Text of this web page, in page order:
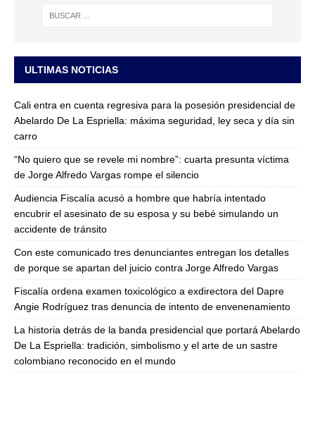
ULTIMAS NOTICIAS
Cali entra en cuenta regresiva para la posesión presidencial de
Abelardo De La Espriella: máxima seguridad, ley seca y día sin
carro
“No quiero que se revele mi nombre”: cuarta presunta víctima
de Jorge Alfredo Vargas rompe el silencio
Audiencia Fiscalía acusó a hombre que habría intentado
encubrir el asesinato de su esposa y su bebé simulando un
accidente de tránsito
Con este comunicado tres denunciantes entregan los detalles
de porque se apartan del juicio contra Jorge Alfredo Vargas
Fiscalía ordena examen toxicológico a exdirectora del Dapre
Angie Rodríguez tras denuncia de intento de envenenamiento
La historia detrás de la banda presidencial que portará Abelardo
De La Espriella: tradición, simbolismo y el arte de un sastre
colombiano reconocido en el mundo